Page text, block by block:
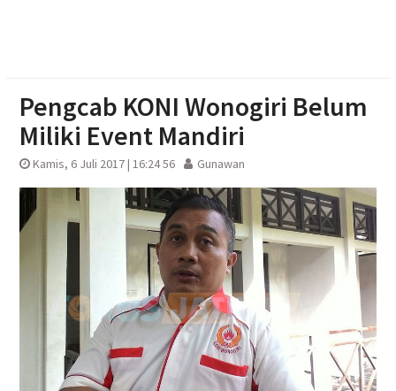
Pengcab KONI Wonogiri Belum
Miliki Event Mandiri
Kamis, 6 Juli 2017 | 16:24 56 Gunawan